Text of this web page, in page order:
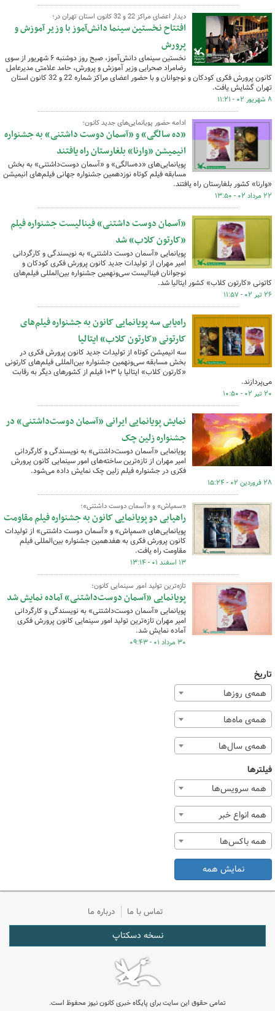
دیدار اعضای مراکز 22 و 32 کانون استان تهران در؛
افتتاح نخستین سینما دانش‌آموز با وزیر آموزش و
پرورش
نخستین سینمای دانش‌آموز، صبح روز دوشنبه ۶ شهریور از سوی
رضامراد صحرایی وزیر آموزش و پرورش، حامد علامتی مدیرعامل
کانون پرورش فکری کودکان و نوجوانان و با حضور اعضای مراکز شماره 22 و 32 کانون استان
تهران گشایش یافت.
۸ شهریور ۰۲ - ۱۱:۲۱
ادامه حضور پویانمایی‌های جدید کانون؛
«ده سالگی» و «آسمان دوست داشتنی» به جشنواره
انیمیشن «وارنا» بلغارستان راه یافتند
پویانمایی‌های «ده‌سالگی» و «آسمان دوست‌داشتنی» به بخش
مسابقه فیلم کوتاه نوزدهمین جشنواره جهانی فیلم‌های انیمیشن
«وارنا» کشور بلغارستان راه یافتند.
۲۲ مرداد ۰۲ - ۱۳:۵۰
«آسمان دوست داشتنی» فینالیست جشنواره فیلم
«کارتون کلاب» شد
پویانمایی «آسمان دوست داشتنی» به نویسندگی و کارگردانی
امیر مهران از تولیدات جدید کانون پرورش فکری کودکان و
نوجوانان فینالیست سی‌ونهمین جشنواره بین‌المللی فیلم‌های
کاتونی «کارتون کلاب» کشور ایتالیا شد.
۲۶ تیر ۰۲ - ۱۱:۵۷
راه‌یابی سه پویانمایی کانون به جشنواره فیلم‌های
کارتونی «کارتون کلاب» ایتالیا
سه انیمیشن کوتاه از تولیدات جدید کانون پرورش فکری در
بخش مسابقه سی‌ونهمین جشنواره بین‌المللی فیلم‌های کارتونی
«کارتون کلاب» ایتالیا با ۱۰۳ فیلم از کشورهای دیگر به رقابت
می‌پردازند.
۲۰ تیر ۰۲ - ۱۰:۵۰
نمایش پویانمایی ایرانی «آسمان دوست‌داشتنی» در
جشنواره زلین چک
پویانمایی «آسمان دوست‌داشتنی» به نویسندگی و کارگردانی
امیر مهران از تازه‌ترین ساخته‌های امور سینمایی کانون پرورش
فکری در جشنواره فیلم زلین چک نمایش داده می‌شود.
۲۸ فروردین ۰۲ - ۱۵:۲۴
«سمپاش» و «آسمان دوست داشتنی»؛
راهیابی دو پویانمایی کانون به جشنواره فیلم مقاومت
پویانمایی‌های «سمپاش» و «آسمان دوست داشتنی» از تولیدات
کانون پرورش فکری به هفدهمین جشنواره بین‌المللی فیلم
مقاومت راه یافت.
۱۳ اسفند ۰۱ - ۱۳:۱۴
تازه‌ترین تولید امور سینمایی کانون؛
پویانمایی «آسمان دوست‌داشتنی» آماده نمایش شد
پویانمایی «آسمان دوست‌داشتنی» به نویسندگی و کارگردانی
امیر مهران تازه‌ترین تولید امور سینمایی کانون پرورش فکری
آماده نمایش شد.
۳۰ مرداد ۰۱ - ۰۹:۴۳
تاریخ
همه‌ی روزها
همه‌ی ماه‌ها
همه‌ی سال‌ها
فیلترها
همه سرویس‌ها
همه انواع خبر
همه باکس‌ها
نمایش همه
تماس با ما درباره ما
نسخه دسکتاپ
تمامی حقوق این سایت برای پایگاه خبری کانون نیوز محفوظ است.